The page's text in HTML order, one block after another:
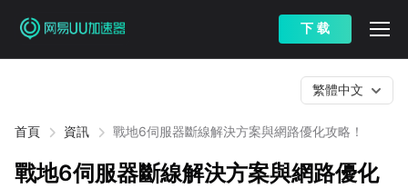
下 载
首頁 資訊 戰地6伺服器斷線解決方案與網路優化攻略！
繁體中文
戰地6伺服器斷線解決方案與網路優化